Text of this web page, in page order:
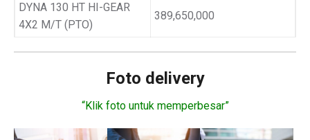
DYNA 130 HT HI-GEAR
4X2 M/T (PTO)
389,650,000
Foto delivery
“Klik foto untuk memperbesar”